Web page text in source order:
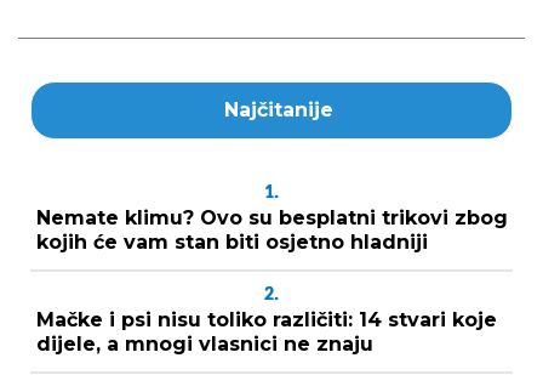
Najčitanije
1.
Nemate klimu? Ovo su besplatni trikovi zbog
kojih će vam stan biti osjetno hladniji
2.
Mačke i psi nisu toliko različiti: 14 stvari koje
dijele, a mnogi vlasnici ne znaju